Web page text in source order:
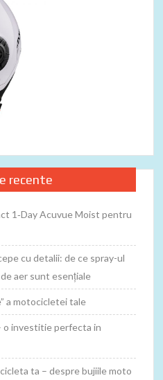
recente
1‑Day Acuvue Moist pentru
cu detalii: de ce spray-ul
aer sunt esențiale
a motocicletei tale
o investitie perfecta in
ta – despre bujiile moto